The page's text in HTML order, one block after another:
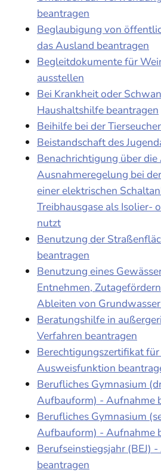
beantragen
Beglaubigung von
das Ausland beantragen
Begleitdokumente für
ausstellen
Bei Krankheit oder
Haushaltshilfe beantragen
Beihilfe bei der
Beistandschaft des
Benachrichtigung über
Ausnahmeregelung bei
einer elektrischen
Treibhausgase als Isolier-
nutzt
Benutzung der
beantragen
Benutzung eines
Entnehmen,
Ableiten von
Beratungshilfe in
Verfahren beantragen
Berechtigungszertifikat
Ausweisfunktion
Berufliches Gymnasium
Aufbauform) - Aufnahme
Berufliches Gymnasium
Aufbauform) - Aufnahme
Berufseinstiegsjahr (BEJ)
beantragen